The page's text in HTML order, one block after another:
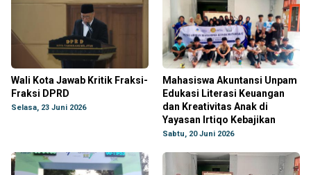
Wali Kota Jawab Kritik Fraksi-
Fraksi DPRD
Selasa, 23 Juni 2026
Mahasiswa Akuntansi Unpam
Edukasi Literasi Keuangan
dan Kreativitas Anak di
Yayasan Irtiqo Kebajikan
Sabtu, 20 Juni 2026